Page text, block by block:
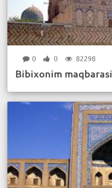
0 0 82298
Bibixonim maqbarasi